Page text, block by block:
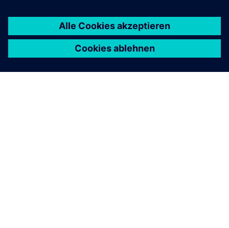
SIRIUS 3RQ4
SIRIUS 3RQ4 bietet drei Versionen: integriertes Relais